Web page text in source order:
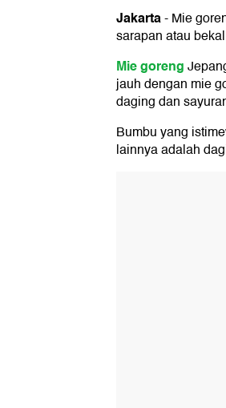
Jakarta-Mie
sarapan atau
Mie goreng
jauh dengan mie
daging dan
Bumbu yang
lainnya adalah